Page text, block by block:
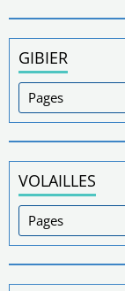
GIBIER
VOLAILLES